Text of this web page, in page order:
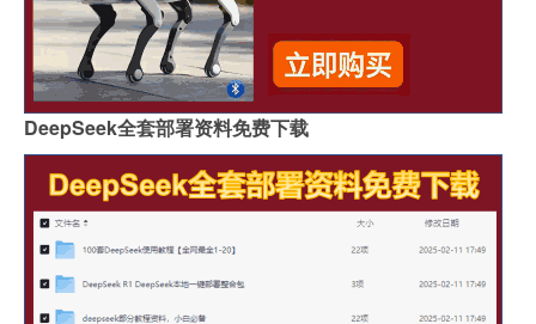
DeepSeek全套部署资料免费下载